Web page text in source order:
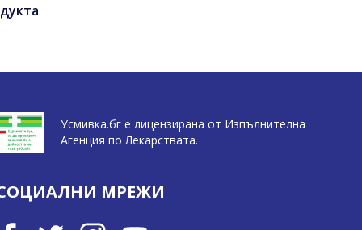
Усмивка.бг е лицензирана от Изпълнителна
Агенция по Лекарствата.
МРЕЖИ